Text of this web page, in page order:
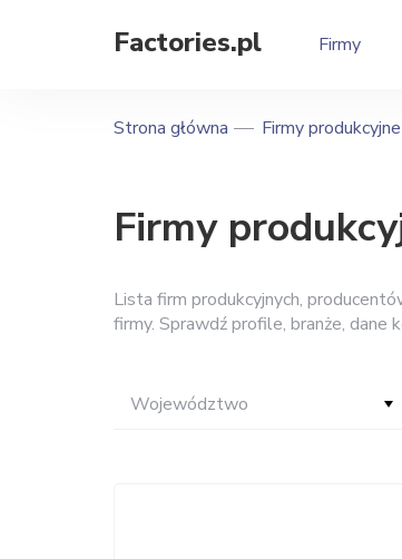
Factories.pl Firmy
Strona główna Firmy produkcyjne
Firmy
Lista firm produkcyjnych,
firmy. Sprawdź profile, branże,
Województwo